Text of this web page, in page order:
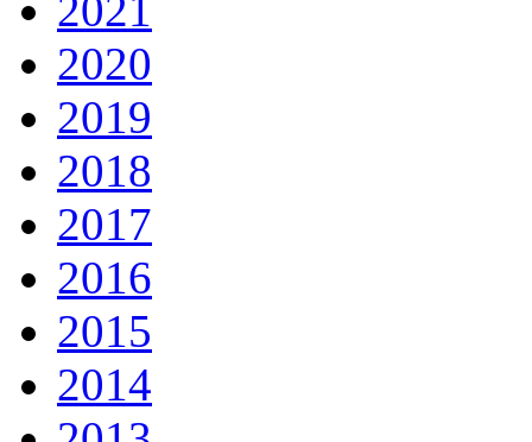
2021
2020
2019
2018
2017
2016
2015
2014